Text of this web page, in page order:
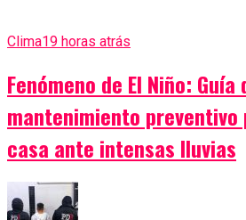
Clima19 horas atrás
Fenómeno de El Niño:
mantenimiento
casa ante intensas lluvias